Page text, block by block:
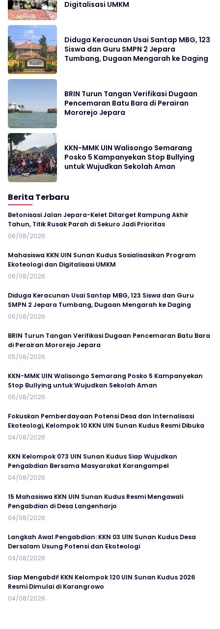
Digitalisasi UMKM
Diduga Keracunan Usai Santap MBG, 123
Siswa dan Guru SMPN 2 Jepara
Tumbang, Dugaan Mengarah ke Daging
BRIN Turun Tangan Verifikasi Dugaan
Pencemaran Batu Bara di Perairan
Mororejo Jepara
KKN-MMK UIN Walisongo Semarang
Posko 5 Kampanyekan Stop Bullying
untuk Wujudkan Sekolah Aman
Berita Terbaru
Betonisasi Jalan Jepara-Kelet Ditarget Rampung Akhir
Tahun, Titik Rusak Parah di Sekuro Jadi Prioritas
06/08/2026
Mahasiswa KKN UIN Sunan Kudus Sosialisasikan Program
Ekoteologi dan Digitalisasi UMKM
06/08/2026
Diduga Keracunan Usai Santap MBG, 123 Siswa dan Guru
SMPN 2 Jepara Tumbang, Dugaan Mengarah ke Daging
06/08/2026
BRIN Turun Tangan Verifikasi Dugaan Pencemaran Batu Bara
di Perairan Mororejo Jepara
05/08/2026
KKN-MMK UIN Walisongo Semarang Posko 5 Kampanyekan
Stop Bullying untuk Wujudkan Sekolah Aman
05/08/2026
Fokuskan Pemberdayaan Potensi Desa dan Internalisasi
Ekoteologi, Kelompok 10 KKN UIN Sunan Kudus Resmi Dibuka
04/08/2026
KKN Kelompok 073 UIN Sunan Kudus Siap Wujudkan
Pengabdian Bersama Masyarakat Karangampel
04/08/2026
15 Mahasiswa KKN UIN Sunan Kudus Resmi Mengawali
Pengabdian di Desa Langenharjo
04/08/2026
Langkah Awal Pengabdian: KKN 03 UIN Sunan Kudus Desa
Dersalam Usung Potensi dan Ekoteologi
04/08/2026
Siap Mengabdi! KKN Kelompok 120 UIN Sunan Kudus 2026
Resmi Dimulai di Karangrowo
04/08/2026